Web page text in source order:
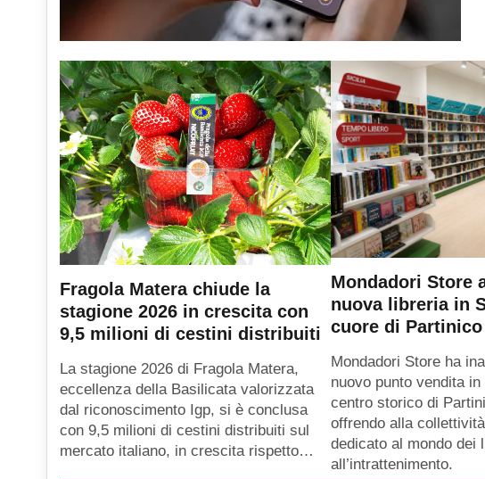
Fragola Matera chiude la
stagione 2026 in crescita con
9,5 milioni di cestini distribuiti
La stagione 2026 di Fragola Matera,
eccellenza della Basilicata valorizzata
dal riconoscimento Igp, si è conclusa
con 9,5 milioni di cestini distribuiti sul
mercato italiano, in crescita rispetto…
Mondadori Store
nuova libreria in
cuore di Partinico
Mondadori Store ha
nuovo punto vendita
centro storico di
offrendo alla
dedicato al mondo dei
all’intrattenimento.